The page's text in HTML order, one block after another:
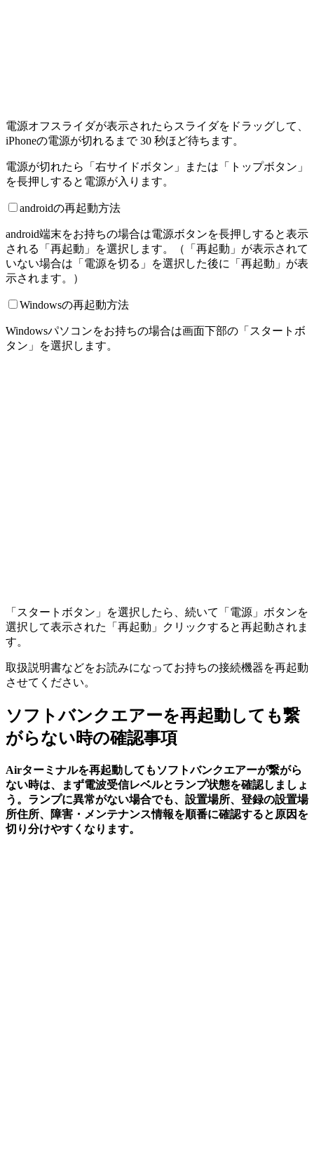
電源オフスライダが表示されたらスライダをドラッグして、
iPhoneの電源が切れるまで 30 秒ほど待ちます。
電源が切れたら「右サイドボタン」または「トップボタン」
を長押しすると電源が入ります。
androidの再起動方法
android端末をお持ちの場合は電源ボタンを長押しすると表示
される「再起動」を選択します。（「再起動」が表示されて
いない場合は「電源を切る」を選択した後に「再起動」が表
示されます。）
Windowsの再起動方法
Windowsパソコンをお持ちの場合は画面下部の「スタートボ
タン」を選択します。
「スタートボタン」を選択したら、続いて「電源」ボタンを
選択して表示された「再起動」クリックすると再起動されま
す。
取扱説明書などをお読みになってお持ちの接続機器を再起動
させてください。
ソフトバンクエアーを再起動しても繋
がらない時の確認事項
Airターミナルを再起動してもソフトバンクエアーが繋がら
ない時は、まず電波受信レベルとランプ状態を確認しましょ
う。ランプに異常がない場合でも、設置場所、登録の設置場
所住所、障害・メンテナンス情報を順番に確認すると原因を
切り分けやすくなります。